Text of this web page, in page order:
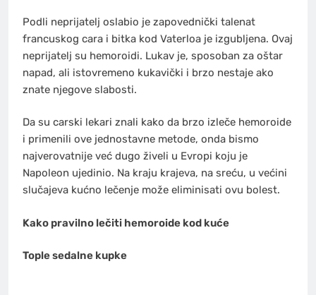
Podli neprijatelj oslabio je zapovednički talenat
francuskog cara i bitka kod Vaterloa je izgubljena. Ovaj
neprijatelj su hemoroidi. Lukav je, sposoban za oštar
napad, ali istovremeno kukavički i brzo nestaje ako
znate njegove slabosti.
Da su carski lekari znali kako da brzo izleče hemoroide
i primenili ove jednostavne metode, onda bismo
najverovatnije već dugo živeli u Evropi koju je
Napoleon ujedinio. Na kraju krajeva, na sreću, u većini
slučajeva kućno lečenje može eliminisati ovu bolest.
Kako pravilno lečiti hemoroide kod kuće
Tople sedalne kupke